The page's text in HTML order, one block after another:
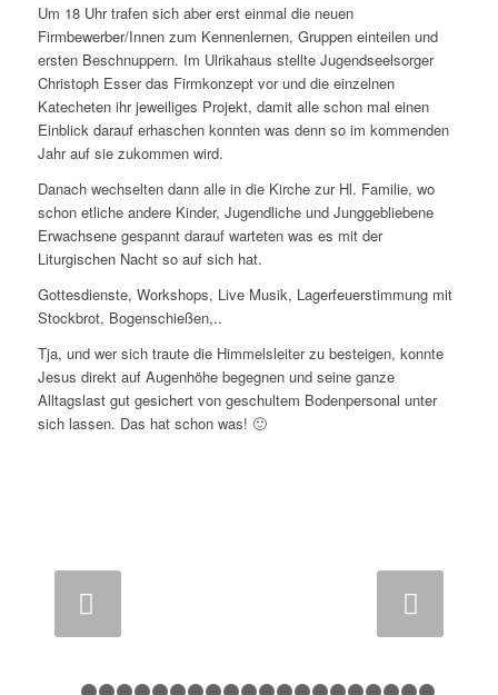
Um 18 Uhr trafen sich aber erst einmal die neuen
Firmbewerber/Innen zum Kennenlernen, Gruppen einteilen und
ersten Beschnuppern. Im Ulrikahaus stellte Jugendseelsorger
Christoph Esser das Firmkonzept vor und die einzelnen
Katecheten ihr jeweiliges Projekt, damit alle schon mal einen
Einblick darauf erhaschen konnten was denn so im kommenden
Jahr auf sie zukommen wird.
Danach wechselten dann alle in die Kirche zur Hl. Familie, wo
schon etliche andere Kinder, Jugendliche und Junggebliebene
Erwachsene gespannt darauf warteten was es mit der
Liturgischen Nacht so auf sich hat.
Gottesdienste, Workshops, Live Musik, Lagerfeuerstimmung mit
Stockbrot, Bogenschießen,..
Tja, und wer sich traute die Himmelsleiter zu besteigen, konnte
Jesus direkt auf Augenhöhe begegnen und seine ganze
Alltagslast gut gesichert von geschultem Bodenpersonal unter
sich lassen. Das hat schon was! 🙂